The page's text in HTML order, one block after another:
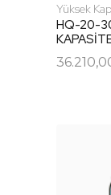
Yüksek
HQ-20-